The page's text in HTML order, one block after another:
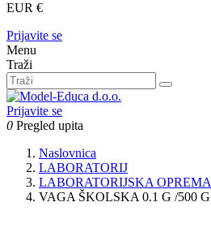
EUR €
Prijavite se
Menu
Traži
Prijavite se
0 Pregled upita
Naslovnica
LABORATORIJ
LABORATORIJSKA OPREMA
VAGA ŠKOLSKA 0.1 G /500 G